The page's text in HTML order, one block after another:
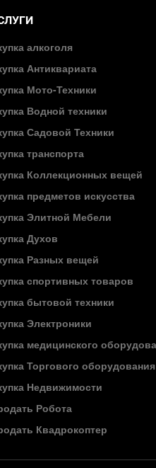
алкоголя
Антиквариата
Мото-Техники
Водной техники
Садовой Техники
транспорта
Коллекционных вещей
предметов искусства
Элитной Мебели
Духов
Разных вещей
спортивных товаров
бытовой техники
Электроники
медицинского
Торгового оборудования
Недвижимости
Робота
Квадрокоптер